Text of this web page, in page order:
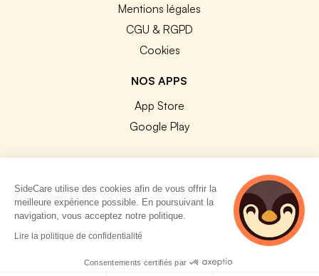
Mentions légales
CGU & RGPD
Cookies
NOS APPS
App Store
Google Play
© 2026 SideCare. Tous droits réservés.
SideCare utilise des cookies afin de vous offrir la
meilleure expérience possible. En poursuivant la
navigation, vous acceptez notre politique.
Lire la politique de confidentialité
Consentements certifiés par
2 personnes
consultent
actuellement cette